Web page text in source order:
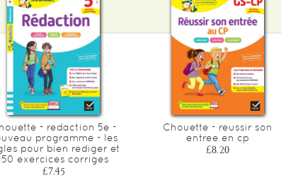
- redaction 5e -
programme - les
pour bien rediger et
exercices corriges
£7.45
Chouette - reussir son
entree en cp
£8.20